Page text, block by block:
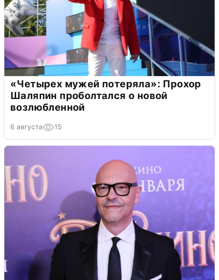
«Четырех мужей потеряла»: Прохор
Шаляпин проболтался о новой
возлюбленной
6 августа 15